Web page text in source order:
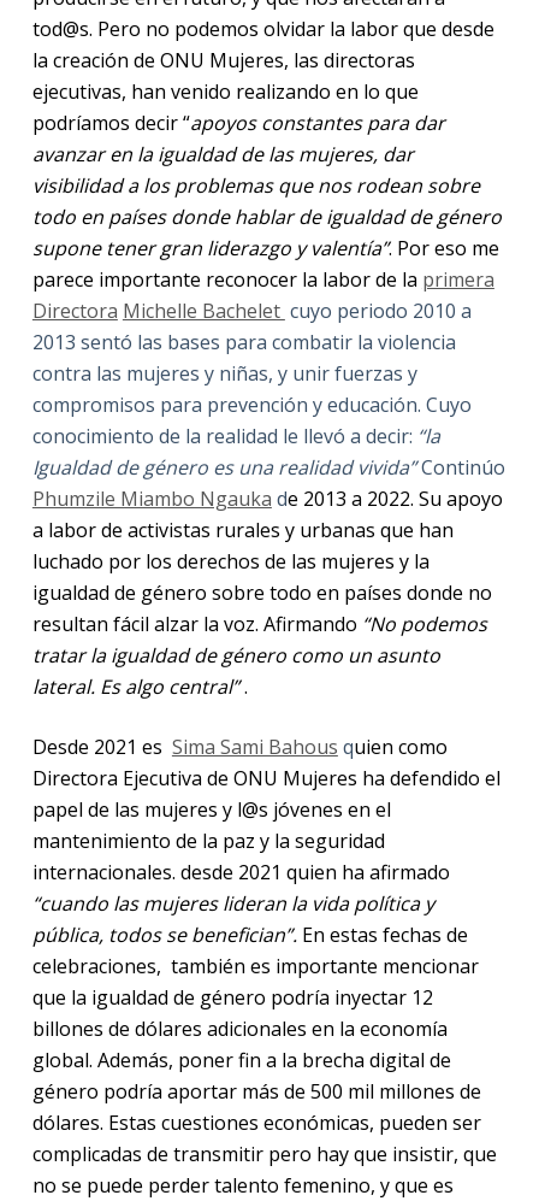
tod@s. Pero no podemos olvidar la labor que desde
la creación de ONU Mujeres, las directoras
ejecutivas, han venido realizando en lo que
podríamos decir “apoyos constantes para dar
avanzar en la igualdad de las mujeres, dar
visibilidad a los problemas que nos rodean sobre
todo en países donde hablar de igualdad de género
supone tener gran liderazgo y valentía”. Por eso me
parece importante reconocer la labor de la primera
Directora Michelle Bachelet cuyo periodo 2010 a
2013 sentó las bases para combatir la violencia
contra las mujeres y niñas, y unir fuerzas y
compromisos para prevención y educación. Cuyo
conocimiento de la realidad le llevó a decir: “la
Igualdad de género es una realidad vivida”Continúo
Phumzile Miambo Ngauka de 2013 a 2022. Su apoyo
a labor de activistas rurales y urbanas que han
luchado por los derechos de las mujeres y la
igualdad de género sobre todo en países donde no
resultan fácil alzar la voz. Afirmando “No podemos
tratar la igualdad de género como un asunto
lateral. Es algo central”.
Desde 2021 es Sima Sami Bahous quien como
Directora Ejecutiva de ONU Mujeres ha defendido el
papel de las mujeres y l@s jóvenes en el
mantenimiento de la paz y la seguridad
internacionales. desde 2021 quien ha afirmado
“cuando las mujeres lideran la vida política y
pública, todos se benefician”.En estas fechas de
celebraciones, también es importante mencionar
que la igualdad de género podría inyectar 12
billones de dólares adicionales en la economía
global. Además, poner fin a la brecha digital de
género podría aportar más de 500 mil millones de
dólares. Estas cuestiones económicas, pueden ser
complicadas de transmitir pero hay que insistir, que
no se puede perder talento femenino, y que es